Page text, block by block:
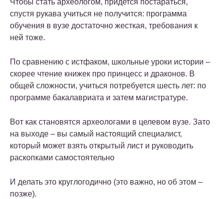
Чтобы стать археологом, придется постараться,
спустя рукава учиться не получится: программа
обучения в вузе достаточно жесткая, требования к
ней тоже.
По сравнению с истфаком, школьные уроки истории –
скорее чтение книжек про принцесс и драконов. В
общей сложности, учиться потребуется шесть лет: по
программе бакалавриата и затем магистратуре.
Вот как становятся археологами в целевом вузе. Зато
на выходе – вы самый настоящий специалист,
который может взять открытый лист и руководить
раскопками самостоятельно
И делать это круглогодично (это важно, но об этом –
позже).